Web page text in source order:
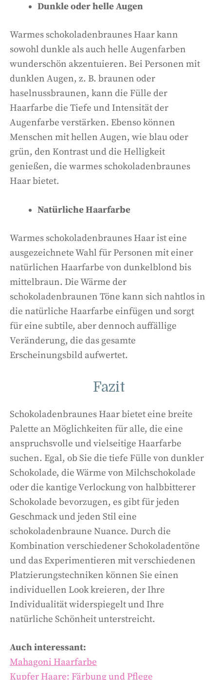
Dunkle oder helle Augen
Warmes schokoladenbraunes Haar kann
sowohl dunkle als auch helle Augenfarben
wunderschön akzentuieren. Bei Personen mit
dunklen Augen, z. B. braunen oder
haselnussbraunen, kann die Fülle der
Haarfarbe die Tiefe und Intensität der
Augenfarbe verstärken. Ebenso können
Menschen mit hellen Augen, wie blau oder
grün, den Kontrast und die Helligkeit
genießen, die warmes schokoladenbraunes
Haar bietet.
Natürliche Haarfarbe
Warmes schokoladenbraunes Haar ist eine
ausgezeichnete Wahl für Personen mit einer
natürlichen Haarfarbe von dunkelblond bis
mittelbraun. Die Wärme der
schokoladenbraunen Töne kann sich nahtlos in
die natürliche Haarfarbe einfügen und sorgt
für eine subtile, aber dennoch auffällige
Veränderung, die das gesamte
Erscheinungsbild aufwertet.
Fazit
Schokoladenbraunes Haar bietet eine breite
Palette an Möglichkeiten für alle, die eine
anspruchsvolle und vielseitige Haarfarbe
suchen. Egal, ob Sie die tiefe Fülle von dunkler
Schokolade, die Wärme von Milchschokolade
oder die kantige Verlockung von halbbitterer
Schokolade bevorzugen, es gibt für jeden
Geschmack und jeden Stil eine
schokoladenbraune Nuance. Durch die
Kombination verschiedener Schokoladentöne
und das Experimentieren mit verschiedenen
Platzierungstechniken können Sie einen
individuellen Look kreieren, der Ihre
Individualität widerspiegelt und Ihre
natürliche Schönheit unterstreicht.
Auch interessant:
Mahagoni Haarfarbe
Kupfer Haare: Färbung und Pflege